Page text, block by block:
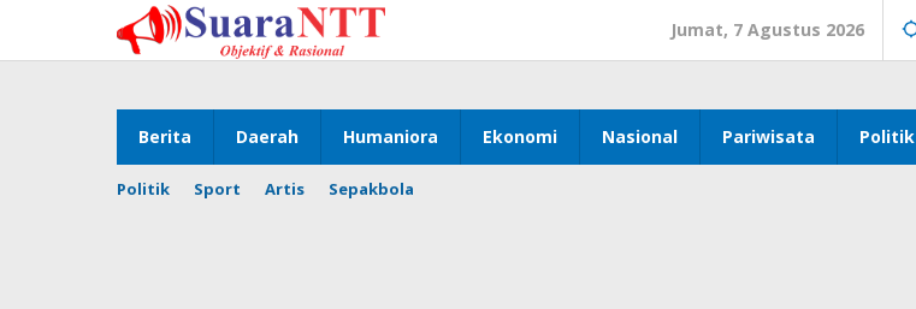
konten
Jumat, 7 Agustus 2026
Berita Daerah Humaniora Ekonomi Nasional Pariwisata Politik
Politik Sport Artis Sepakbola